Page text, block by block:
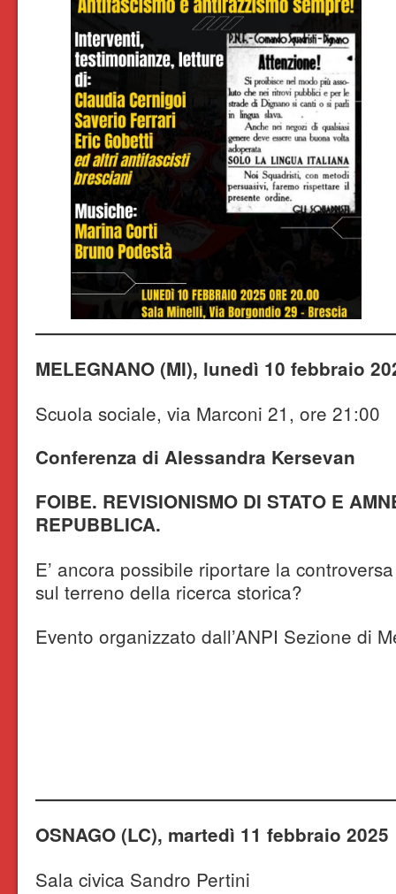
MELEGNANO (MI), lunedì 10 febbraio
Scuola sociale, via Marconi 21, ore 21:00
Conferenza di Alessandra Kersevan
FOIBE. REVISIONISMO DI STATO E
REPUBBLICA.
E’ ancora possibile riportare la
sul terreno della ricerca storica?
Evento organizzato dall’ANPI Sezione di
OSNAGO (LC), martedì 11 febbraio 2025
Sala civica Sandro Pertini